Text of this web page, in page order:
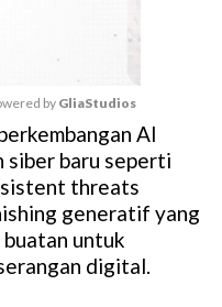
M
u
e
by GliaStudios
AI
siber baru seperti
threats
generatif yang
untuk
digital.